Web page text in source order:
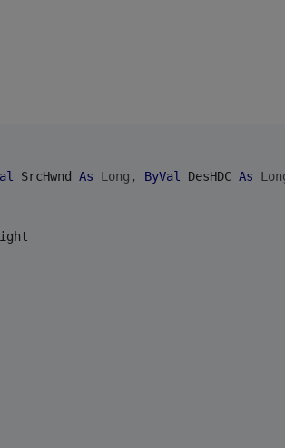
SrcHwnd As Long , ByVal DesHDC As